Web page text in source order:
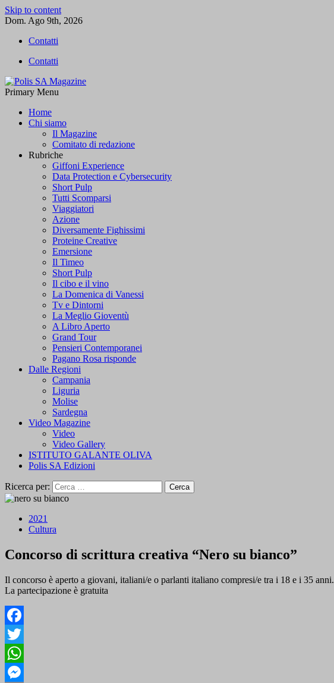
Skip to content
Dom. Ago 9th, 2026
Contatti
Contatti
Primary Menu
Home
Chi siamo
Il Magazine
Comitato di redazione
Rubriche
Giffoni Experience
Data Protection e Cybersecurity
Short Pulp
Tutti Scomparsi
Viaggiatori
Azione
Diversamente Fighissimi
Proteine Creative
Emersione
Il Timeo
Short Pulp
Il cibo e il vino
La Domenica di Vanessi
Tv e Dintorni
La Meglio Gioventù
A Libro Aperto
Grand Tour
Pensieri Contemporanei
Pagano Rosa risponde
Dalle Regioni
Campania
Liguria
Molise
Sardegna
Video Magazine
Video
Video Gallery
ISTITUTO GALANTE OLIVA
Polis SA Edizioni
Ricerca per:
2021
Cultura
Concorso di scrittura creativa “Nero su bianco”
Il concorso è aperto a giovani, italiani/e o parlanti italiano compresi/e tra i 18 e i 35 anni.
La partecipazione è gratuita
Facebook
Twitter
WhatsApp